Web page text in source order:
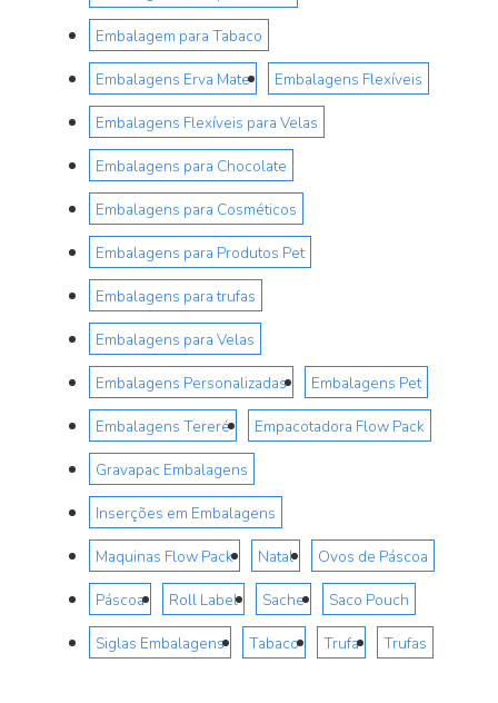
Embalagem para Tabaco
Embalagens Erva Mate Embalagens Flexíveis
Embalagens Flexíveis para Velas
Embalagens para Chocolate
Embalagens para Cosméticos
Embalagens para Produtos Pet
Embalagens para trufas
Embalagens para Velas
Embalagens Personalizadas Embalagens Pet
Embalagens Tereré Empacotadora Flow Pack
Gravapac Embalagens
Inserções em Embalagens
Maquinas Flow Pack Natal Ovos de Páscoa
Páscoa Roll Label Sache Saco Pouch
Siglas Embalagens Tabaco Trufa Trufas